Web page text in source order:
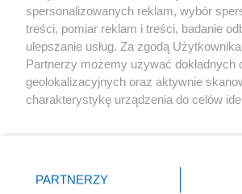
X Facebook Instagram
spersonalizowanych reklam, wybór
treści, pomiar reklam i treści, badanie
ulepszanie usług. Za zgodą
Partnerzy możemy używać dokładnych
geolokalizacyjnych oraz aktywnie
charakterystykę urządzenia do celów
zmienić/wycofać klikając przycisk
znajdujący się w lewym dolnym rogu
PARTNERZY